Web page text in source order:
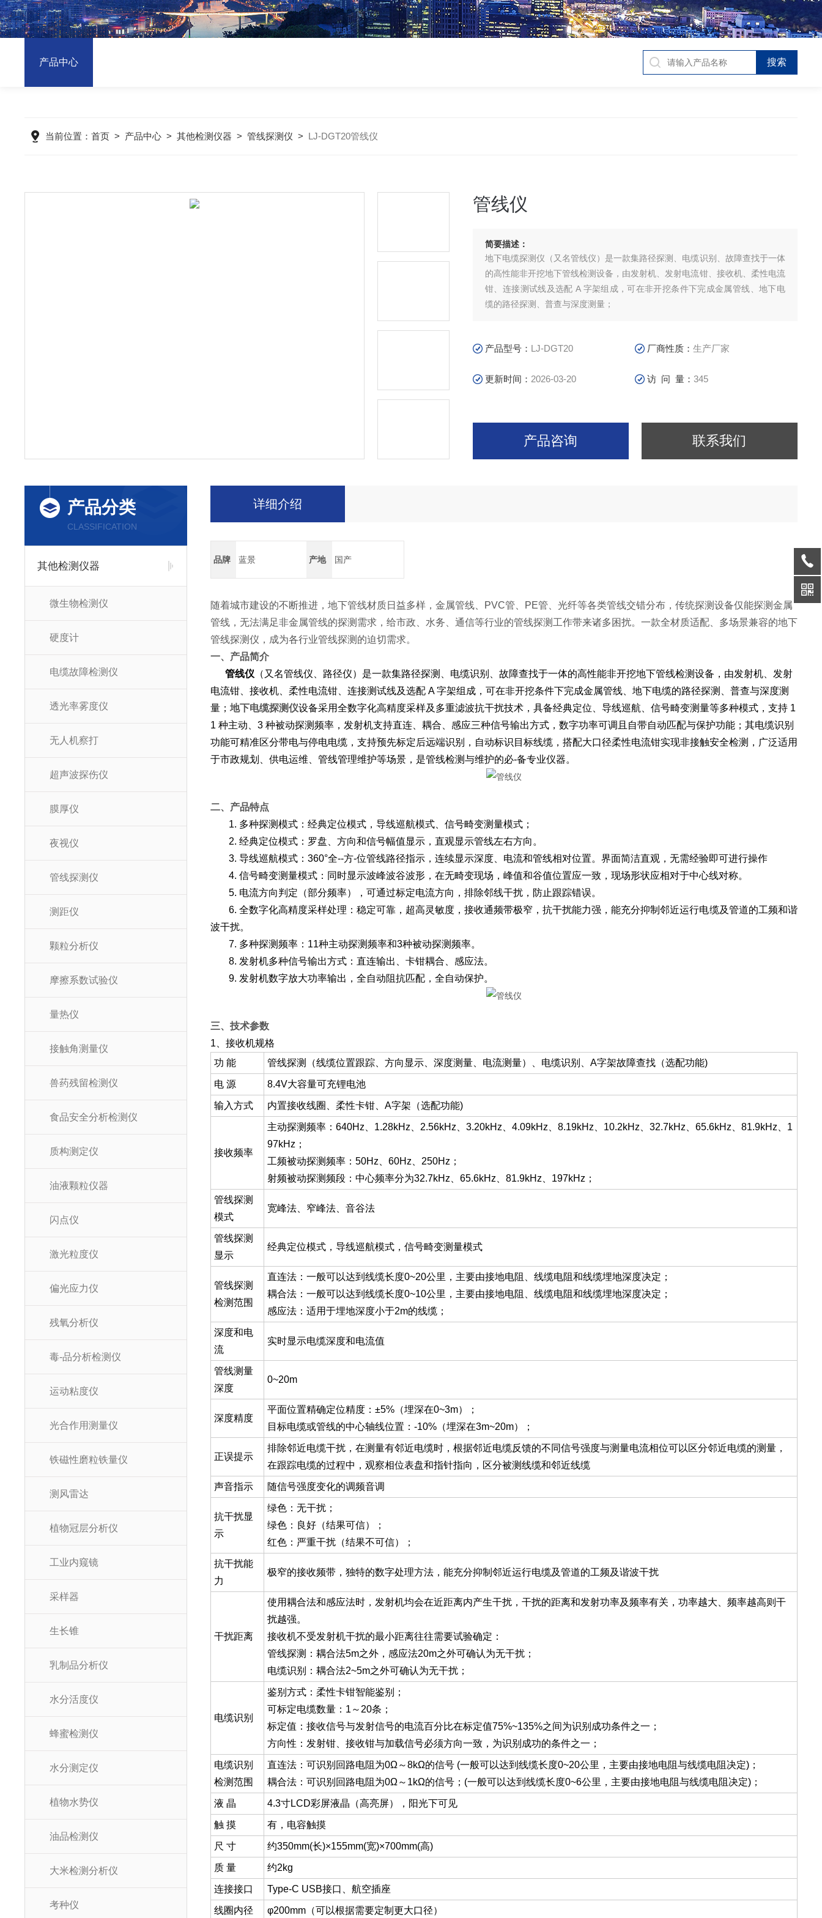
产品中心
当前位置：首页 > 产品中心 >其他检测仪器 >管线探测仪 > LJ-DGT20管线仪
管线仪
简要描述：
地下电缆探测仪（又名管线仪）是一款集路径探测、电缆识别、故障查找于一体
的高性能非开挖地下管线检测设备，由发射机、发射电流钳、接收机、柔性电流
钳、连接测试线及选配 A 字架组成，可在非开挖条件下完成金属管线、地下电
缆的路径探测、普查与深度测量；
产品型号： LJ-DGT20 厂商性质：生产厂家
更新时间： 2026-03-20 访 问 量：345
产品咨询 联系我们
产品分类
CLASSIFICATION
其他检测仪器
微生物检测仪
硬度计
电缆故障检测仪
透光率雾度仪
无人机察打
超声波探伤仪
膜厚仪
夜视仪
管线探测仪
测距仪
颗粒分析仪
摩擦系数试验仪
量热仪
接触角测量仪
兽药残留检测仪
食品安全分析检测仪
质构测定仪
油液颗粒仪器
闪点仪
激光粒度仪
偏光应力仪
残氧分析仪
毒-品分析检测仪
运动粘度仪
光合作用测量仪
铁磁性磨粒铁量仪
测风雷达
植物冠层分析仪
工业内窥镜
采样器
生长锥
乳制品分析仪
水分活度仪
蜂蜜检测仪
水分测定仪
植物水势仪
油品检测仪
大米检测分析仪
考种仪
详细介绍
品牌 蓝景 产地 国产
随着城市建设的不断推进，地下管线材质日益多样，金属管线、PVC管、PE管、光纤等各类管线交错分布，传统探测设备仅能探测金属
管线，无法满足非金属管线的探测需求，给市政、水务、通信等行业的管线探测工作带来诸多困扰。一款全材质适配、多场景兼容的地下
管线探测仪，成为各行业管线探测的迫切需求。
一、产品简介
管线仪 （又名管线仪、路径仪）是一款集路径探测、电缆识别、故障查找于一体的高性能非开挖地下管线检测设备，由发射机、发射
电流钳、接收机、柔性电流钳、连接测试线及选配 A 字架组成，可在非开挖条件下完成金属管线、地下电缆的路径探测、普查与深度测
量； 地下电缆探测仪设备采用全数字化高精度采样及多重滤波抗干扰技术，具备经典定位、导线巡航、信号畸变测量等多种模式，支持 1
1 种主动、3 种被动探测频率，发射机支持直连、耦合、感应三种信号输出方式，数字功率可调且自带自动匹配与保护功能；其电缆识别
功能可精准区分带电与停电电缆，支持预先标定后远端识别，自动标识目标线缆，搭配大口径柔性电流钳实现非接触安全检测，广泛适用
于市政规划、供电运维、管线管理维护等场景，是管线检测与维护的必-备专业仪器。
二、产品特点
1. 多种探测模式：经典定位模式，导线巡航模式、信号畸变测量模式；
2. 经典定位模式：罗盘、方向和信号幅值显示，直观显示管线左右方向。
3. 导线巡航模式：360°全--方-位管线路径指示，连续显示深度、电流和管线相对位置。界面简洁直观，无需经验即可进行操作
4. 信号畸变测量模式：同时显示波峰波谷波形，在无畸变现场，峰值和谷值位置应一致，现场形状应相对于中心线对称。
5. 电流方向判定（部分频率），可通过标定电流方向，排除邻线干扰，防止跟踪错误。
6. 全数字化高精度采样处理：稳定可靠，超高灵敏度，接收通频带极窄，抗干扰能力强，能充分抑制邻近运行电缆及管道的工频和谐
波干扰。
7. 多种探测频率：11种主动探测频率和3种被动探测频率。
8. 发射机多种信号输出方式：直连输出、卡钳耦合、感应法。
9. 发射机数字放大功率输出，全自动阻抗匹配，全自动保护。
三、技术参数
1、接收机规格
功 能
管线探测（线缆位置跟踪、方向显示、深度测量、电流测量）、电缆识别、A字架故障查找（选配功能)
电 源 8.4V大容量可充锂电池
输入方式 内置接收线圈、柔性卡钳、A字架（选配功能)
接收频率
主动探测频率：640Hz、1.28kHz、2.56kHz、3.20kHz、4.09kHz、8.19kHz、10.2kHz、32.7kHz、65.6kHz、81.9kHz、1
97kHz；
工频被动探测频率：50Hz、60Hz、250Hz；
射频被动探测频段：中心频率分为32.7kHz、65.6kHz、81.9kHz、197kHz；
管线探测
模式
宽峰法、窄峰法、音谷法
管线探测
显示
经典定位模式，导线巡航模式，信号畸变测量模式
管线探测
检测范围
直连法：一般可以达到线缆长度0~20公里，主要由接地电阻、线缆电阻和线缆埋地深度决定；
耦合法：一般可以达到线缆长度0~10公里，主要由接地电阻、线缆电阻和线缆埋地深度决定；
感应法：适用于埋地深度小于2m的线缆；
深度和电
流
实时显示电缆深度和电流值
管线测量
深度
0~20m
深度精度
平面位置精确定位精度：±5%（埋深在0~3m）；
目标电缆或管线的中心轴线位置：-10%（埋深在3m~20m）；
正误提示
排除邻近电缆干扰，在测量有邻近电缆时，根据邻近电缆反馈的不同信号强度与测量电流相位可以区分邻近电缆的测量，
在跟踪电缆的过程中，观察相位表盘和指针指向，区分被测线缆和邻近线缆
声音指示 随信号强度变化的调频音调
抗干扰显
示
绿色：无干扰；
绿色：良好（结果可信）；
红色：严重干扰（结果不可信）；
抗干扰能
力
极窄的接收频带，独特的数字处理方法，能充分抑制邻近运行电缆及管道的工频及谐波干扰
干扰距离
使用耦合法和感应法时，发射机均会在近距离内产生干扰，干扰的距离和发射功率及频率有关，功率越大、频率越高则干
扰越强。
接收机不受发射机干扰的最小距离往往需要试验确定：
管线探测：耦合法5m之外，感应法20m之外可确认为无干扰；
电缆识别：耦合法2~5m之外可确认为无干扰；
电缆识别
鉴别方式：柔性卡钳智能鉴别；
可标定电缆数量：1～20条；
标定值：接收信号与发射信号的电流百分比在标定值75%~135%之间为识别成功条件之一；
方向性：发射钳、接收钳与加载信号必须方向一致，为识别成功的条件之一；
电缆识别
检测范围
直连法：可识别回路电阻为0Ω～8kΩ的信号 (一般可以达到线缆长度0~20公里，主要由接地电阻与线缆电阻决定)；
耦合法：可识别回路电阻为0Ω～1kΩ的信号；(一般可以达到线缆长度0~6公里，主要由接地电阻与线缆电阻决定)；
液 晶 4.3寸LCD彩屏液晶（高亮屏），阳光下可见
触 摸 有，电容触摸
尺 寸 约350mm(长)×155mm(宽)×700mm(高)
质 量 约2kg
连接接口 Type-C USB接口、航空插座
线圈内径 φ200mm（可以根据需要定制更大口径）